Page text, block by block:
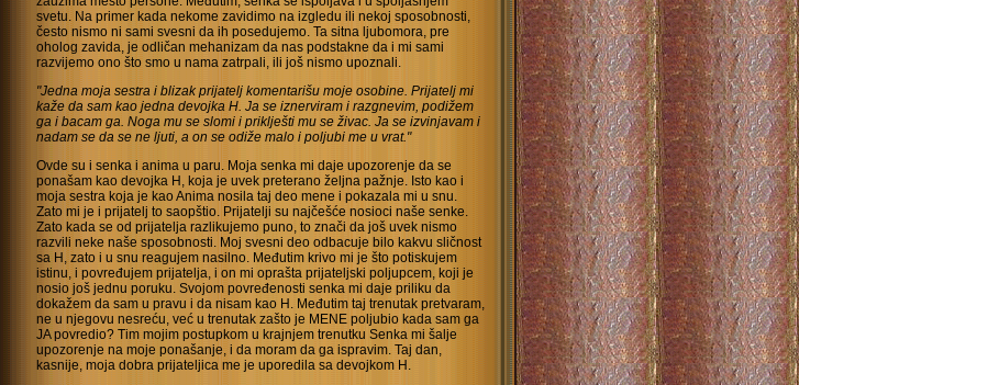
svetu. Na primer kada nekome zavidimo na izgledu ili nekoj sposobnosti,
često nismo ni sami svesni da ih posedujemo. Ta sitna ljubomora, pre
oholog zavida, je odličan mehanizam da nas podstakne da i mi sami
razvijemo ono što smo u nama zatrpali, ili još nismo upoznali.
"Jedna moja sestra i blizak prijatelj komentarišu moje osobine. Prijatelj mi
kaže da sam kao jedna devojka H. Ja se iznerviram i razgnevim, podižem
ga i bacam ga. Noga mu se slomi i priklješti mu se živac. Ja se izvinjavam i
nadam se da se ne ljuti, a on se odiže malo i poljubi me u vrat."
Ovde su i senka i anima u paru. Moja senka mi daje upozorenje da se
ponašam kao devojka H, koja je uvek preterano željna pažnje. Isto kao i
moja sestra koja je kao Anima nosila taj deo mene i pokazala mi u snu.
Zato mi je i prijatelj to saopštio. Prijatelji su najčešće nosioci naše senke.
Zato kada se od prijatelja razlikujemo puno, to znači da još uvek nismo
razvili neke naše sposobnosti. Moj svesni deo odbacuje bilo kakvu sličnost
sa H, zato i u snu reagujem nasilno. Međutim krivo mi je što potiskujem
istinu, i povređujem prijatelja, i on mi oprašta prijateljski poljupcem, koji je
nosio još jednu poruku. Svojom povređenosti senka mi daje priliku da
dokažem da sam u pravu i da nisam kao H. Međutim taj trenutak pretvaram,
ne u njegovu nesreću, već u trenutak zašto je MENE poljubio kada sam ga
JA povredio? Tim mojim postupkom u krajnjem trenutku Senka mi šalje
upozorenje na moje ponašanje, i da moram da ga ispravim. Taj dan,
kasnije, moja dobra prijateljica me je uporedila sa devojkom H.